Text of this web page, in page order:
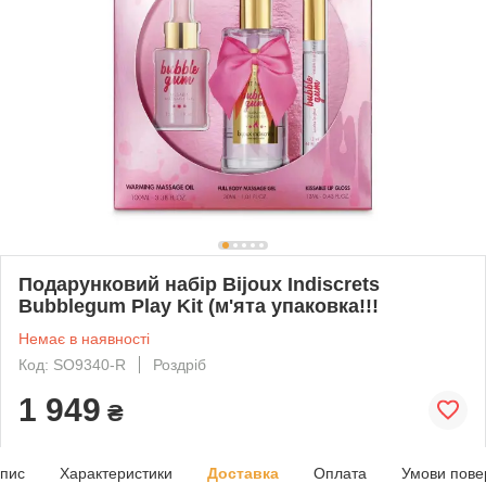
Подарунковий набір Bijoux Indiscrets
Bubblegum Play Kit (м'ята упаковка!!!
Немає в наявності
Код: SO9340-R
Роздріб
1 949 ₴
Характеристики Доставка Оплата Умови